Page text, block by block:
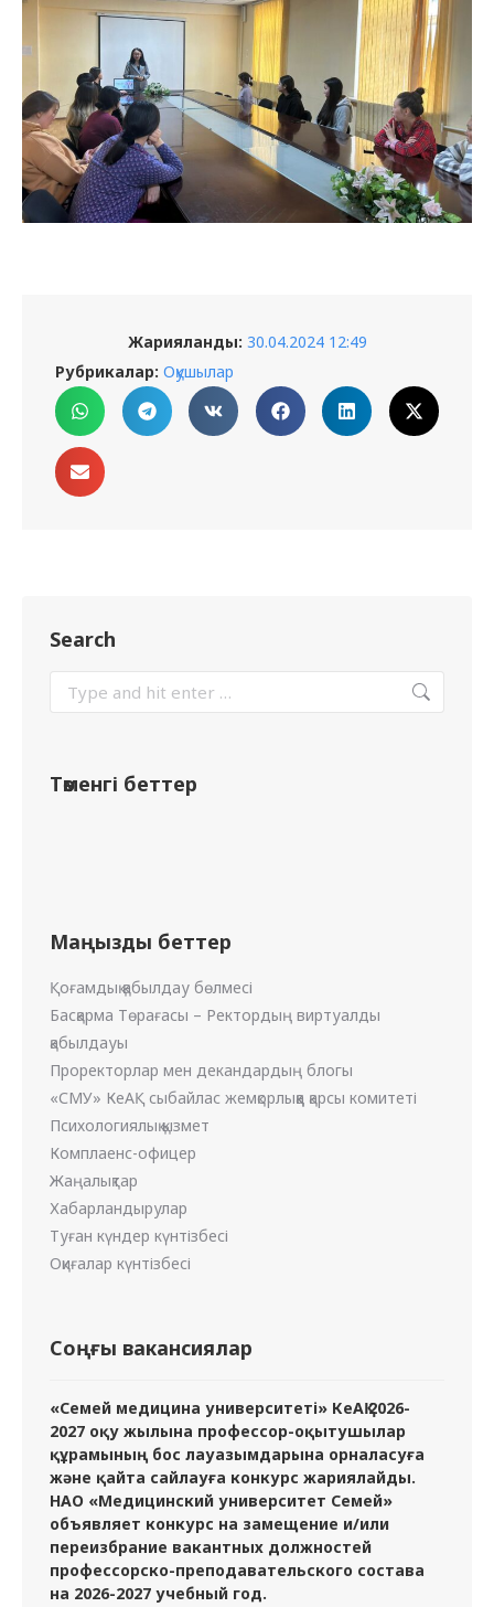
Жарияланды: 30.04.2024 12:49
Рубрикалар: Оқушылар
Search
Төменгі беттер
Маңызды беттер
Қоғамдық қабылдау бөлмесі
Басқарма Төрағасы – Ректордың виртуалды
қабылдауы
Проректорлар мен декандардың блогы
«СМУ» КеАҚ сыбайлас жемқорлыққа қарсы комитеті
Психологиялық қызмет
Комплаенс-офицер
Жаңалықтар
Хабарландырулар
Туған күндер күнтізбесі
Оқиғалар күнтізбесі
Соңғы вакансиялар
«Семей медицина университеті» КеАҚ 2026-
2027 оқу жылына профессор-оқытушылар
құрамының бос лауазымдарына орналасуға
және қайта сайлауға конкурс жариялайды.
НАО «Медицинский университет Семей»
объявляет конкурс на замещение и/или
переизбрание вакантных должностей
профессорско-преподавательского состава
на 2026-2027 учебный год.